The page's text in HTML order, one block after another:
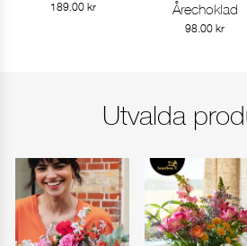
189.00kr
Årechoklad
98.00kr
Utvalda